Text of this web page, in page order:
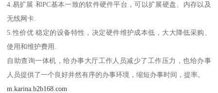
4.易扩展 和PC基本一致的软件硬件平台，可以扩展硬盘、内存以及
无线网卡.
5.性价优 稳定的设备特性，决定硬件维护成本低，大大降低采购、
使用和维护费用.
自助查询一体机，给办事大厅工作人员减少了工作压力，也给办事
人员提供了一个良好井然有序的办事环境，缩短办事时间，提率。
m.karina.b2b168.com